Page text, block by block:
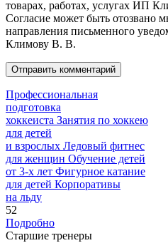
товарах, работах, услугах ИП
Согласие может быть отозвано
направления письменного
Климову В. В.
Профессиональная
подготовка
хоккеиста Занятия по хоккею
для детей
и взрослых Ледовый фитнес
для женщин Обучение детей
от 3-х лет Фигурное катание
для детей Корпоративы
на льду
52
Подробно
Старшие тренеры